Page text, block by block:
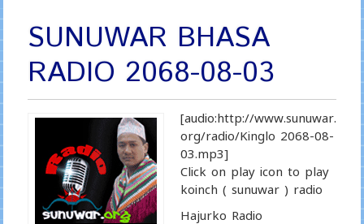
SUNUWAR BHASA
RADIO 2068-08-03
[audio:http://www.sunuwar.
org/radio/Kinglo 2068-08-
03.mp3]
Click on play icon to play
koinch ( sunuwar ) radio
Hajurko Radio